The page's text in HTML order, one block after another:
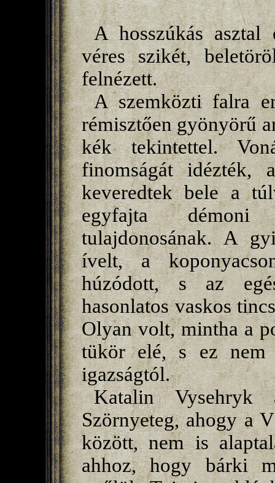
A hosszúkás
véres szikét,
felnézett.
A szemközti falra
rémisztően gyönyörű
kék tekintettel.
finomságát idézték,
keveredtek bele a
egyfajta démoni
tulajdonosának. A
ívelt, a
húzódott, s az
hasonlatos vaskos
Olyan volt, mintha a
tükör elé, s ez nem
igazságtól.
Katalin
Szörnyeteg, ahogy a
között, nem is
ahhoz, hogy bárki